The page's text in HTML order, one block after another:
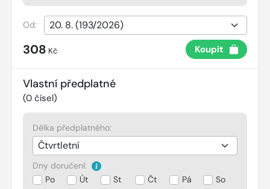
Od:
308 Kč Koupit
Vlastní předplatné
(0 čísel)
Délka předplatného:
Dny doručení:
Po
Út St Čt Pá So